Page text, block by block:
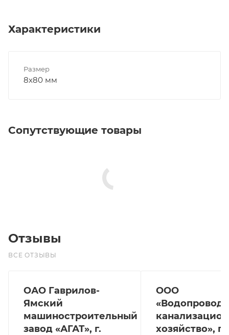
Характеристики
Размер
8х80 мм
Сопутствующие товары
Отзывы
ВСЕ ОТЗЫВЫ
ОАО Гаврилов-
Ямский
машиностроительный
завод «АГАТ», г.
ООО
хозяйство», г.